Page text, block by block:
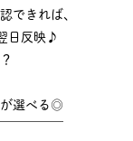
できれば、
日反映♪
が選べる◎